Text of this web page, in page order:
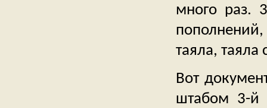
много раз.
таяла,
Вот
штабом 3-й